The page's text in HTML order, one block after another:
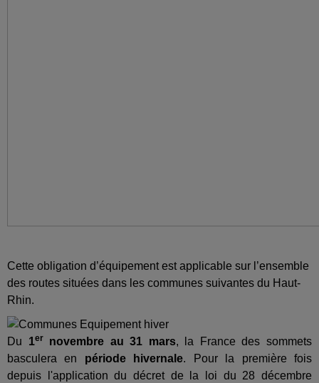
Cette obligation d’équipement est applicable sur l’ensemble
des routes situées dans les communes suivantes du Haut-
Rhin.
Du 1er novembre au 31 mars, la France des sommets
basculera en période hivernale. Pour la première fois
depuis l'application du décret de la loi du 28 décembre